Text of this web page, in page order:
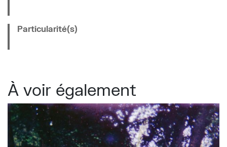
Particularité(s)
À voir également